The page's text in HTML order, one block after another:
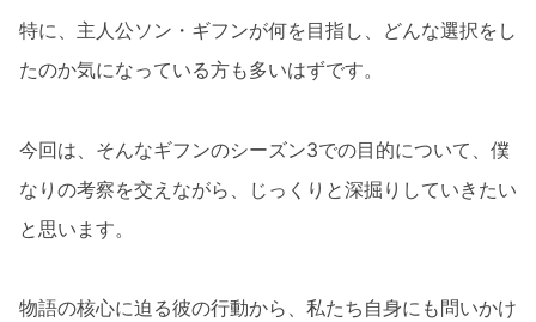
特に、主人公ソン・ギフンが何を目指し、どんな選択をし
たのか気になっている方も多いはずです。
今回は、そんなギフンのシーズン3での目的について、僕
なりの考察を交えながら、じっくりと深掘りしていきたい
と思います。
物語の核心に迫る彼の行動から、私たち自身にも問いかけ